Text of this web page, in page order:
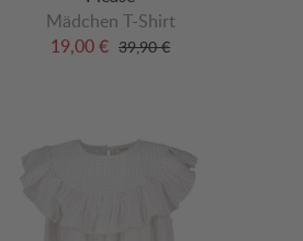
Mädchen T-Shirt
19,00 € 39,90 €